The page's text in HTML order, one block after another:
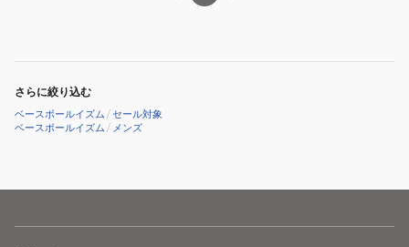
さらに絞り込む
ベースボールイズム /セール対象
ベースボールイズム / メンズ